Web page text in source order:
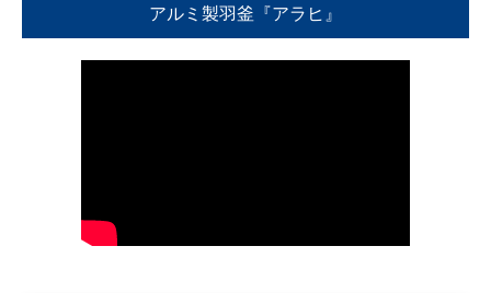
アルミ製羽釜『アラヒ』